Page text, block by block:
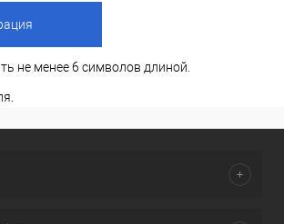
не менее 6 символов длиной.